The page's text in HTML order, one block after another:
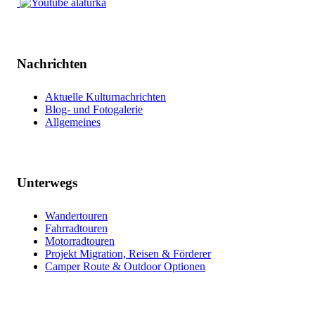
Nachrichten
Aktuelle Kulturnachrichten
Blog- und Fotogalerie
Allgemeines
Unterwegs
Wandertouren
Fahrradtouren
Motorradtouren
Projekt Migration, Reisen & Förderer
Camper Route & Outdoor Optionen